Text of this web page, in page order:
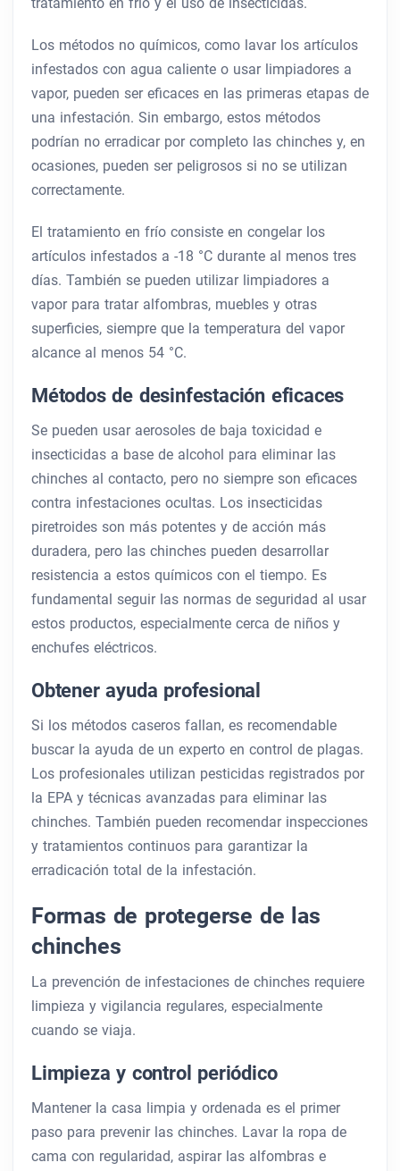
tratamiento en frío y el uso de insecticidas.
Los métodos no químicos, como lavar los artículos
infestados con agua caliente o usar limpiadores a
vapor, pueden ser eficaces en las primeras etapas de
una infestación. Sin embargo, estos métodos
podrían no erradicar por completo las chinches y, en
ocasiones, pueden ser peligrosos si no se utilizan
correctamente.
El tratamiento en frío consiste en congelar los
artículos infestados a -18 °C durante al menos tres
días. También se pueden utilizar limpiadores a
vapor para tratar alfombras, muebles y otras
superficies, siempre que la temperatura del vapor
alcance al menos 54 °C.
Métodos de desinfestación eficaces
Se pueden usar aerosoles de baja toxicidad e
insecticidas a base de alcohol para eliminar las
chinches al contacto, pero no siempre son eficaces
contra infestaciones ocultas. Los insecticidas
piretroides son más potentes y de acción más
duradera, pero las chinches pueden desarrollar
resistencia a estos químicos con el tiempo. Es
fundamental seguir las normas de seguridad al usar
estos productos, especialmente cerca de niños y
enchufes eléctricos.
Obtener ayuda profesional
Si los métodos caseros fallan, es recomendable
buscar la ayuda de un experto en control de plagas.
Los profesionales utilizan pesticidas registrados por
la EPA y técnicas avanzadas para eliminar las
chinches. También pueden recomendar inspecciones
y tratamientos continuos para garantizar la
erradicación total de la infestación.
Formas de protegerse de las
chinches
La prevención de infestaciones de chinches requiere
limpieza y vigilancia regulares, especialmente
cuando se viaja.
Limpieza y control periódico
Mantener la casa limpia y ordenada es el primer
paso para prevenir las chinches. Lavar la ropa de
cama con regularidad, aspirar las alfombras e